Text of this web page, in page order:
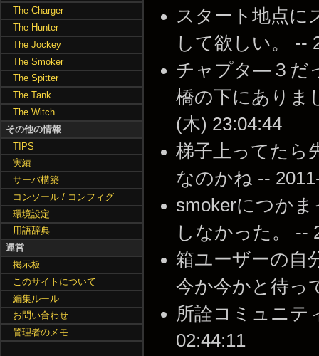
スタート地点に
して欲しい。 --
チャプタ―３だ
橋の下にありま
(木) 23:04:44
梯子上ってたら
なのかね --
smokerにつか
しなかった。 --
箱ユーザーの自
今か今かと待っ
所詮コミュニテ
02:44:11
The Charger
The Hunter
The Jockey
The Smoker
The Spitter
The Tank
The Witch
その他の情報
TIPS
実績
サーバ構築
コンソール / コンフィグ
環境設定
用語辞典
運営
掲示板
このサイトについて
編集ルール
お問い合わせ
管理者のメモ